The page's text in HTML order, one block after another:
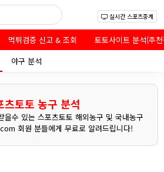
실시간 스포츠중계
먹튀검증 신고 & 조회
토토사이트 분석(추
야구 분석
츠토토 농구 분석
을수 있는 스포츠토토 해외농구 및 국내농구
회원 분들에게 무료로 알려드립니다!